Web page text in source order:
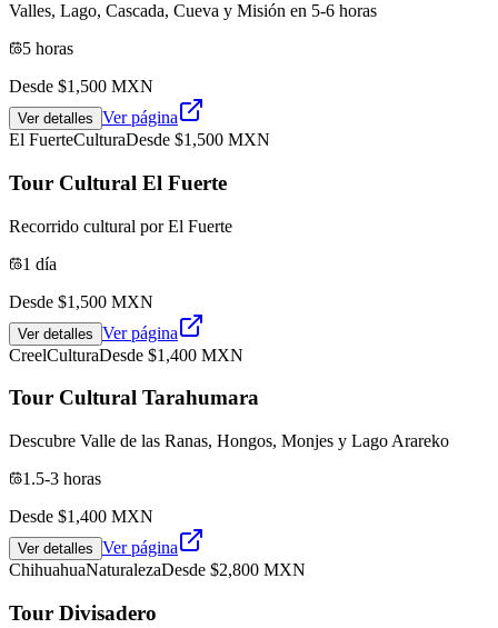
Valles, Lago, Cascada, Cueva y Misión en 5-6 horas
5 horas
Desde $1,500 MXN
Ver detalles Ver página
El FuerteCulturaDesde $1,500 MXN
Tour Cultural El Fuerte
Recorrido cultural por El Fuerte
1 día
Desde $1,500 MXN
Ver detalles Ver página
CreelCulturaDesde $1,400 MXN
Tour Cultural Tarahumara
Descubre Valle de las Ranas, Hongos, Monjes y Lago Arareko
1.5-3 horas
Desde $1,400 MXN
Ver detalles Ver página
ChihuahuaNaturalezaDesde $2,800 MXN
Tour Divisadero